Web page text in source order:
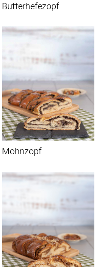
Butterhefezopf
Mohnzopf